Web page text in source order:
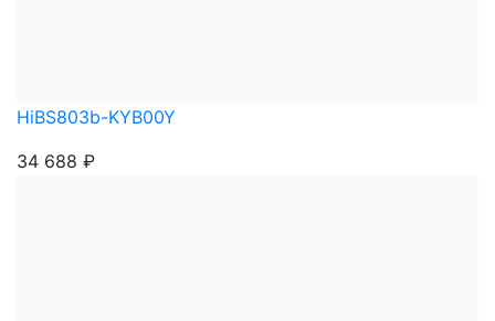
HiBS803b-KYB00Y
34 688 ₽